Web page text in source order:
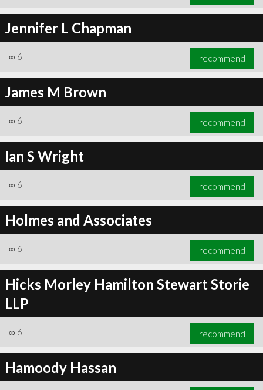
Jennifer L Chapman
∞ 6 recommend
James M Brown
∞ 6 recommend
Ian S Wright
∞ 6 recommend
Holmes and Associates
∞ 6 recommend
Hicks Morley Hamilton Stewart Storie
LLP
∞ 6 recommend
Hamoody Hassan